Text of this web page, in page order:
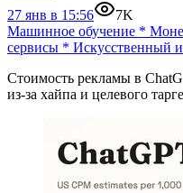
27 янв в 15:56
7K
Машинное обучение *
сервисы * Искусственный
Стоимость рекламы в
из-за хайпа и целевого